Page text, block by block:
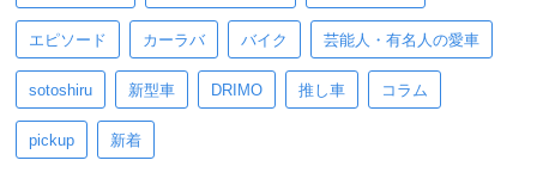
エピソード カーラバ バイク 芸能人・有名人の愛車
sotoshiru 新型車 DRIMO 推し車 コラム
pickup 新着